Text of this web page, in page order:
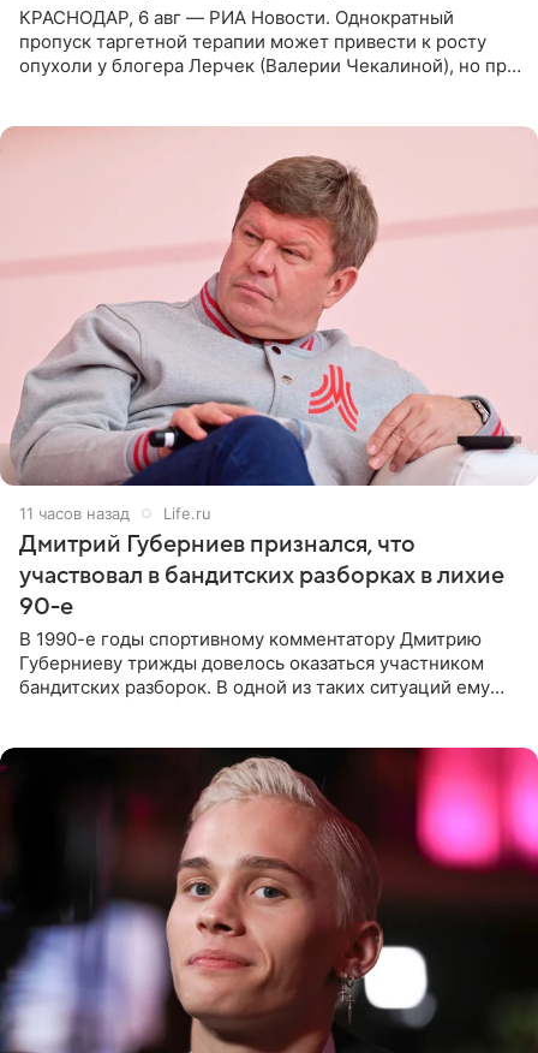
КРАСНОДАР, 6 авг — РИА Новости. Однократный
пропуск таргетной терапии может привести к росту
опухоли у блогера Лерчек (Валерии Чекалиной), но при
11 часов назад Life.ru
Дмитрий Губерниев признался, что
участвовал в бандитских разборках в лихие
90-е
В 1990-е годы спортивному комментатору Дмитрию
Губерниеву трижды довелось оказаться участником
бандитских разборок. В одной из таких ситуаций ему